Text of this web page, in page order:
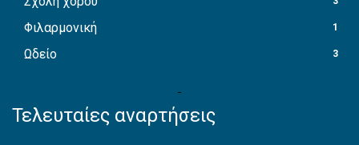
Φιλαρμονική 1
Ωδείο 3
Τελευταίες αναρτήσεις